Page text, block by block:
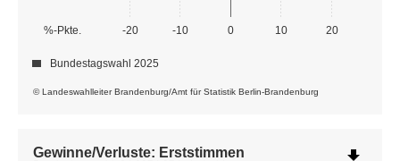
-20 -10 0 10 20
%-Pkte.
© Landeswahlleiter Brandenburg/Amt für Statistik Berlin-Brandenburg
Bundestagswahl 2025
Gewinne/Verluste: Erststimmen